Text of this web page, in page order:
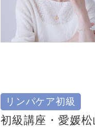
リンパケア初級
初級講座・愛媛松